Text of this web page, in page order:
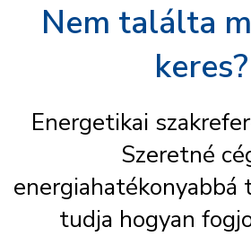
Nem találta
keres?
Energetikai
Szeretné
energiahatékonyabbá
tudja hogyan